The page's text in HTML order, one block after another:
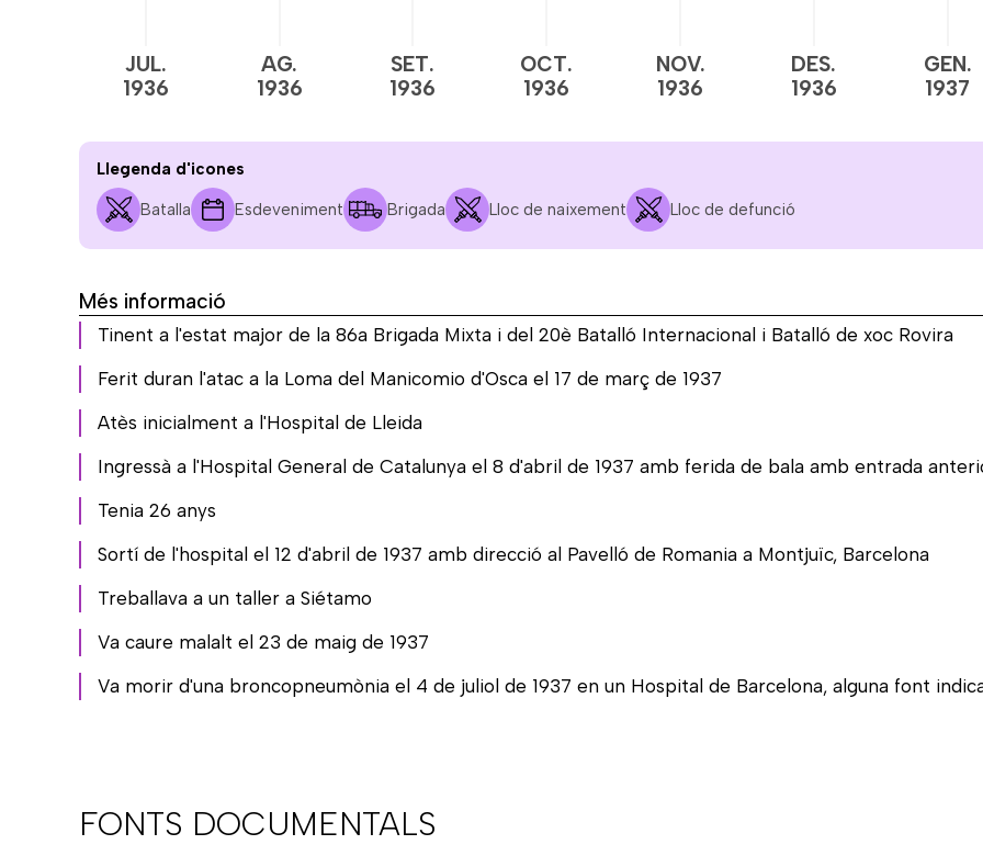
JUL.
1936
AG.
1936
SET.
1936
OCT.
1936
NOV.
1936
DES.
1936
GEN.
1937
Llegenda d'icones
Batalla Esdeveniment Brigada Lloc de naixement Lloc de defunció
Més informació
Tinent a l'estat major de la 86a Brigada Mixta i del 20è Batalló Internacional i Batalló de xoc Rovira
Ferit duran l'atac a la Loma del Manicomio d'Osca el 17 de març de 1937
Atès inicialment a l'Hospital de Lleida
Ingressà a l'Hospital General de Catalunya el 8 d'abril de 1937 amb ferida de bala amb entrada
Tenia 26 anys
Sortí de l'hospital el 12 d'abril de 1937 amb direcció al Pavelló de Romania a Montjuïc, Barcelona
Treballava a un taller a Siétamo
Va caure malalt el 23 de maig de 1937
Va morir d'una broncopneumònia el 4 de juliol de 1937 en un Hospital de Barcelona, alguna font
FONTS DOCUMENTALS